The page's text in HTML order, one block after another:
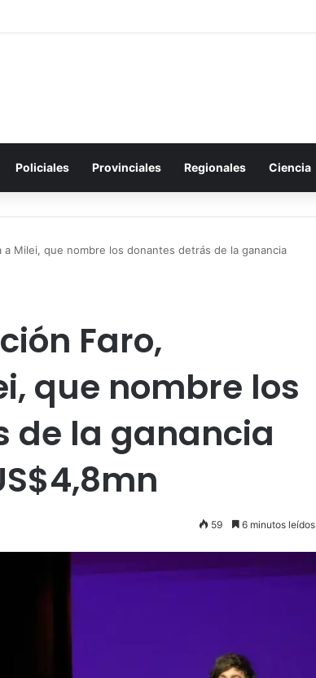
Policiales Provinciales Regionales Ciencia
a Milei, que nombre los donantes detrás de la ganancia
Faro,
que nombre los
de la ganancia
59 6 minutos leídos